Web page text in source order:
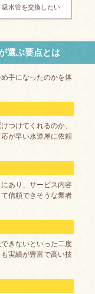
吸水管を交換したい
選ぶ要点とは
手になったのかを体
つけてくれるのか、
が早い水道屋に依頼
あり、サービス内容
信頼できそうな業者
きないといった二度
実績が豊富で高い技